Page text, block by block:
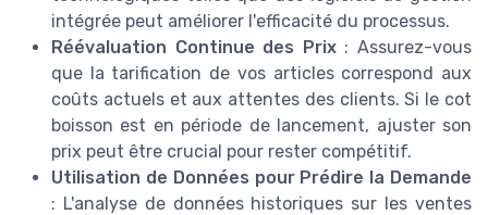
intégrée peut améliorer l'efficacité du processus.
Réévaluation Continue des Prix: Assurez-vous
que la tarification de vos articles correspond aux
coûts actuels et aux attentes des clients. Si le cot
boisson est en période de lancement, ajuster son
prix peut être crucial pour rester compétitif.
Utilisation de Données pour Prédire la Demande
: L'analyse de données historiques sur les ventes